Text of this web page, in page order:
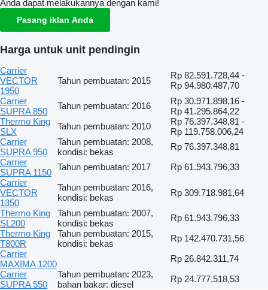
Anda dapat melakukannya dengan kami!
Pasang iklan Anda
Harga untuk unit pendingin
Carrier
VECTOR
1950
Tahun pembuatan: 2015
Rp 82.591.728,44 -
Rp 94.980.487,70
Carrier
SUPRA 850
Tahun pembuatan: 2016
Rp 30.971.898,16 -
Rp 41.295.864,22
Thermo King
SLX
Tahun pembuatan: 2010
Rp 76.397.348,81 -
Rp 119.758.006,24
Carrier
SUPRA 950
Tahun pembuatan: 2008,
kondisi: bekas
Rp 76.397.348,81
Carrier
SUPRA 1150
Tahun pembuatan: 2017
Rp 61.943.796,33
Carrier
VECTOR
1350
Tahun pembuatan: 2016,
kondisi: bekas
Rp 309.718.981,64
Thermo King
SL200
Tahun pembuatan: 2007,
kondisi: bekas
Rp 61.943.796,33
Thermo King
T800R
Tahun pembuatan: 2015,
kondisi: bekas
Rp 142.470.731,56
Carrier
MAXIMA 1200
Rp 26.842.311,74
Carrier
SUPRA 550
Tahun pembuatan: 2023,
bahan bakar: diesel
Rp 24.777.518,53